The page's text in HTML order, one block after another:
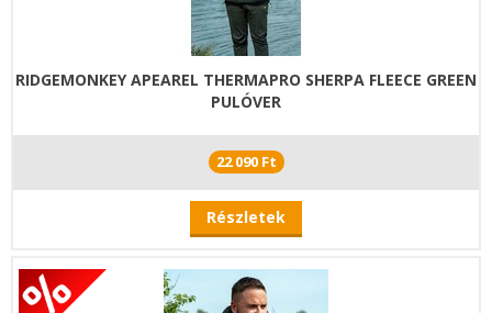
RIDGEMONKEY APEAREL THERMAPRO SHERPA FLEECE GREEN
PULÓVER
22 090 Ft
Részletek